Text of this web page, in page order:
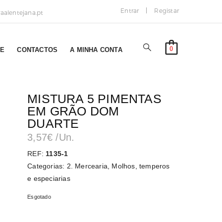
Entrar Registar
0
CONTACTOS A MINHA CONTA
MISTURA 5 PIMENTAS
EM GRÃO DOM
DUARTE
3,57€ /Un.
REF: 1135-1
Categorias: 2. Mercearia
Molhos, temperos
e especiarias
Esgotado